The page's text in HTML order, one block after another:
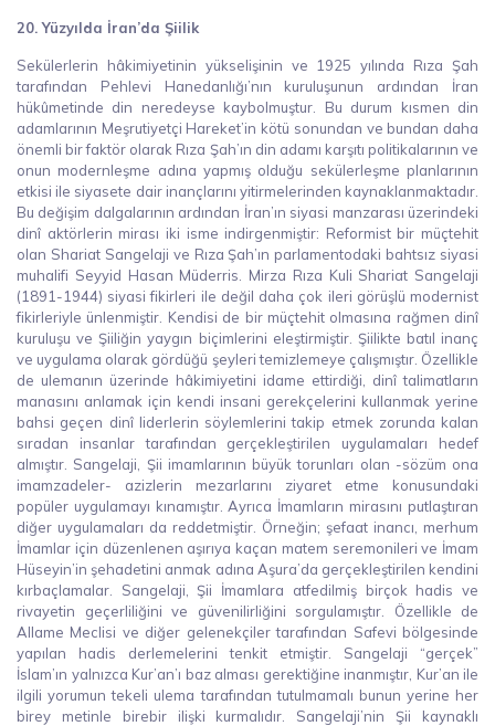
20. Yüzyılda İran’da Şiilik
Sekülerlerin hâkimiyetinin yükselişinin ve 1925 yılında Rıza Şah
tarafından Pehlevi Hanedanlığı’nın kuruluşunun ardından İran
hükûmetinde din neredeyse kaybolmuştur. Bu durum kısmen din
adamlarının Meşrutiyetçi Hareket’in kötü sonundan ve bundan daha
önemli bir faktör olarak Rıza Şah’ın din adamı karşıtı politikalarının ve
onun modernleşme adına yapmış olduğu sekülerleşme planlarının
etkisi ile siyasete dair inançlarını yitirmelerinden kaynaklanmaktadır.
Bu değişim dalgalarının ardından İran’ın siyasi manzarası üzerindeki
dinî aktörlerin mirası iki isme indirgenmiştir: Reformist bir müçtehit
olan Shariat Sangelaji ve Rıza Şah’ın parlamentodaki bahtsız siyasi
muhalifi Seyyid Hasan Müderris. Mirza Rıza Kuli Shariat Sangelaji
(1891-1944) siyasi fikirleri ile değil daha çok ileri görüşlü modernist
fikirleriyle ünlenmiştir. Kendisi de bir müçtehit olmasına rağmen dinî
kuruluşu ve Şiiliğin yaygın biçimlerini eleştirmiştir. Şiilikte batıl inanç
ve uygulama olarak gördüğü şeyleri temizlemeye çalışmıştır. Özellikle
de ulemanın üzerinde hâkimiyetini idame ettirdiği, dinî talimatların
manasını anlamak için kendi insani gerekçelerini kullanmak yerine
bahsi geçen dinî liderlerin söylemlerini takip etmek zorunda kalan
sıradan insanlar tarafından gerçekleştirilen uygulamaları hedef
almıştır. Sangelaji, Şii imamlarının büyük torunları olan -sözüm ona
imamzadeler- azizlerin mezarlarını ziyaret etme konusundaki
popüler uygulamayı kınamıştır. Ayrıca İmamların mirasını putlaştıran
diğer uygulamaları da reddetmiştir. Örneğin; şefaat inancı, merhum
İmamlar için düzenlenen aşırıya kaçan matem seremonileri ve İmam
Hüseyin’in şehadetini anmak adına Aşura’da gerçekleştirilen kendini
kırbaçlamalar. Sangelaji, Şii İmamlara atfedilmiş birçok hadis ve
rivayetin geçerliliğini ve güvenilirliğini sorgulamıştır. Özellikle de
Allame Meclisi ve diğer gelenekçiler tarafından Safevi bölgesinde
yapılan hadis derlemelerini tenkit etmiştir. Sangelaji “gerçek”
İslam’ın yalnızca Kur’an’ı baz alması gerektiğine inanmıştır, Kur’an ile
ilgili yorumun tekeli ulema tarafından tutulmamalı bunun yerine her
birey metinle birebir ilişki kurmalıdır. Sangelaji’nin Şii kaynaklı